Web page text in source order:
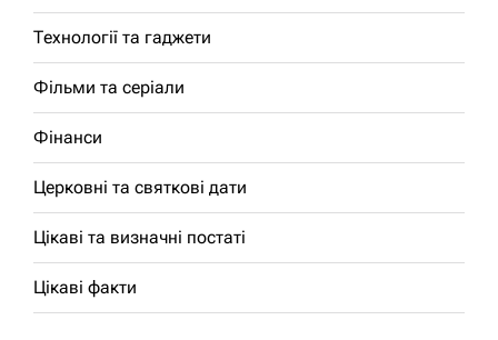
Технології та гаджети
Фільми та серіали
Фінанси
Церковні та святкові дати
Цікаві та визначні постаті
Цікаві факти